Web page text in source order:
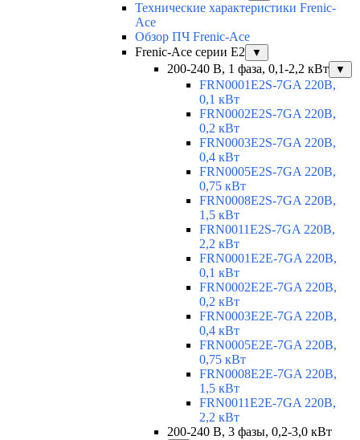
Технические характеристики Frenic-
Ace
Обзор ПЧ Frenic-Ace
Frenic-Ace серии E2
▼
200-240 В, 1 фаза, 0,1-2,2 кВт ▼
FRN0001E2S-7GA 220В,
0,1 кВт
FRN0002E2S-7GA 220В,
0,2 кВт
FRN0003E2S-7GA 220В,
0,4 кВт
FRN0005E2S-7GA 220В,
0,75 кВт
FRN0008E2S-7GA 220В,
1,5 кВт
FRN0011E2S-7GA 220В,
2,2 кВт
FRN0001E2E-7GA 220В,
0,1 кВт
FRN0002E2E-7GA 220В,
0,2 кВт
FRN0003E2E-7GA 220В,
0,4 кВт
FRN0005E2E-7GA 220В,
0,75 кВт
FRN0008E2E-7GA 220В,
1,5 кВт
FRN0011E2E-7GA 220В,
2,2 кВт
200-240 В, 3 фазы, 0,2-3,0 кВт